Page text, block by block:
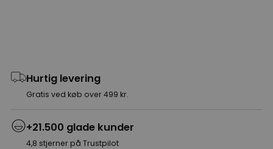
Hurtig levering
Gratis ved køb over 499 kr.
+21.500 glade kunder
4,8 stjerner på Trustpilot